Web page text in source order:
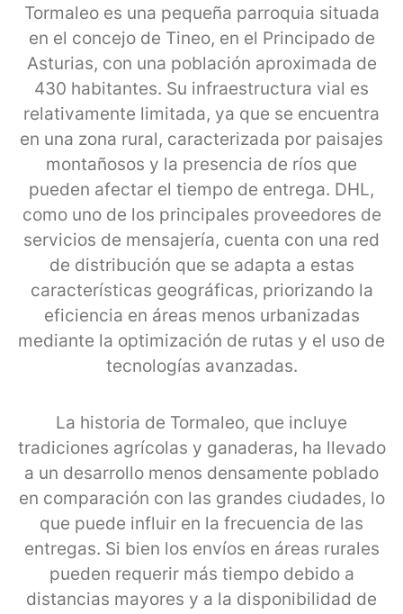
Tormaleo es una pequeña parroquia situada
en el concejo de Tineo, en el Principado de
Asturias, con una población aproximada de
430 habitantes. Su infraestructura vial es
relativamente limitada, ya que se encuentra
en una zona rural, caracterizada por paisajes
montañosos y la presencia de ríos que
pueden afectar el tiempo de entrega. DHL,
como uno de los principales proveedores de
servicios de mensajería, cuenta con una red
de distribución que se adapta a estas
características geográficas, priorizando la
eficiencia en áreas menos urbanizadas
mediante la optimización de rutas y el uso de
tecnologías avanzadas.
La historia de Tormaleo, que incluye
tradiciones agrícolas y ganaderas, ha llevado
a un desarrollo menos densamente poblado
en comparación con las grandes ciudades, lo
que puede influir en la frecuencia de las
entregas. Si bien los envíos en áreas rurales
pueden requerir más tiempo debido a
distancias mayores y a la disponibilidad de